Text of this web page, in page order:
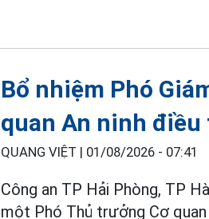
Bổ nhiệm Phó
quan An ninh điều
QUANG VIỆT | 01/08/2026 - 07:41
Công an TP Hải Phòng, TP
một Phó Thủ trưởng Cơ quan